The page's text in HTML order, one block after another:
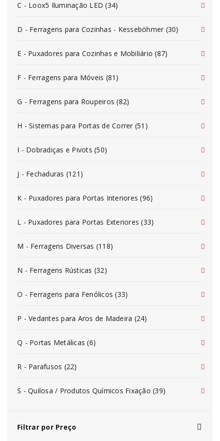
C - Loox5 Iluminação LED (34)
D - Ferragens para Cozinhas - Kesseböhmer (30)
E - Puxadores para Cozinhas e Mobiliário (87)
F - Ferragens para Móveis (81)
G - Ferragens para Roupeiros (82)
H - Sistemas para Portas de Correr (51)
I - Dobradiças e Pivots (50)
J - Fechaduras (121)
K - Puxadores para Portas Interiores (96)
L - Puxadores para Portas Exteriores (33)
M - Ferragens Diversas (118)
N - Ferragens Rústicas (32)
O - Ferragens para Fenólicos (33)
P - Vedantes para Aros de Madeira (24)
Q - Portas Metálicas (6)
R - Parafusos (22)
S - Quilosa / Produtos Químicos Fixação (39)
Filtrar por Preço